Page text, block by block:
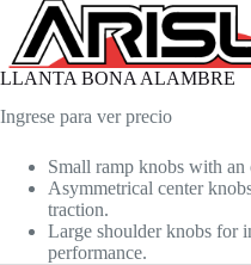
LLANTA BONA ALAMBRE
Ingrese para ver precio
Small ramp knobs with an
Asymmetrical center
traction.
Large shoulder knobs for
performance.